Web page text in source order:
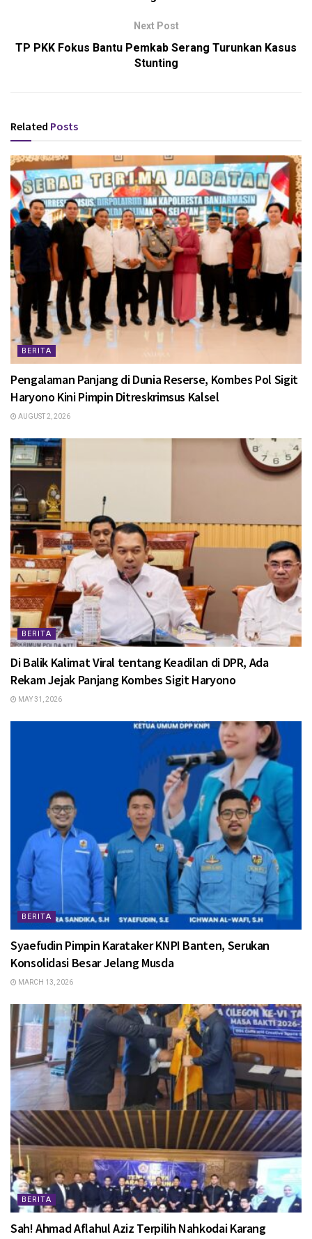
Next Post
TP PKK Fokus Bantu Pemkab Serang Turunkan Kasus
Stunting
Related Posts
BERITA
Pengalaman Panjang di Dunia Reserse, Kombes Pol Sigit
Haryono Kini Pimpin Ditreskrimsus Kalsel
AUGUST 2, 2026
BERITA
Di Balik Kalimat Viral tentang Keadilan di DPR, Ada
Rekam Jejak Panjang Kombes Sigit Haryono
MAY 31, 2026
BERITA
Syaefudin Pimpin Karataker KNPI Banten, Serukan
Konsolidasi Besar Jelang Musda
MARCH 13, 2026
BERITA
Sah! Ahmad Aflahul Aziz Terpilih Nahkodai Karang